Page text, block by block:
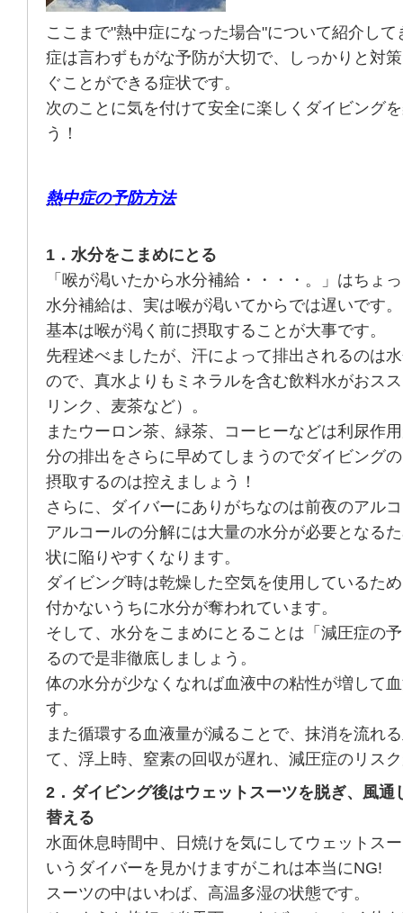
ここまで"熱中症になった場合"について紹介し
症は言わずもがな予防が大切で、しっかりと対
ぐことができる症状です。
次のことに気を付けて安全に楽しくダイビング
う！
熱中症の予防方法
1．水分をこまめにとる
「喉が渇いたから水分補給・・・・。」はちょ
水分補給は、実は喉が渇いてからでは遅いです。
基本は喉が渇く前に摂取することが大事です。
先程述べましたが、汗によって排出されるのは
ので、真水よりもミネラルを含む飲料水がおス
リンク、麦茶など）。
またウーロン茶、緑茶、コーヒーなどは利尿作
分の排出をさらに早めてしまうのでダイビング
摂取するのは控えましょう！
さらに、ダイバーにありがちなのは前夜のアル
アルコールの分解には大量の水分が必要となる
状に陥りやすくなります。
ダイビング時は乾燥した空気を使用しているた
付かないうちに水分が奪われています。
そして、水分をこまめにとることは「減圧症の
るので是非徹底しましょう。
体の水分が少なくなれば血液中の粘性が増して
す。
また循環する血液量が減ることで、抹消を流れ
て、浮上時、窒素の回収が遅れ、減圧症のリス
2．ダイビング後はウェットスーツを脱ぎ、風通
替える
水面休息時間中、日焼けを気にしてウェットス
いうダイバーを見かけますがこれは本当にNG!
スーツの中はいわば、高温多湿の状態です。